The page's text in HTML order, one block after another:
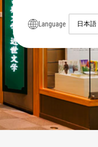
Language